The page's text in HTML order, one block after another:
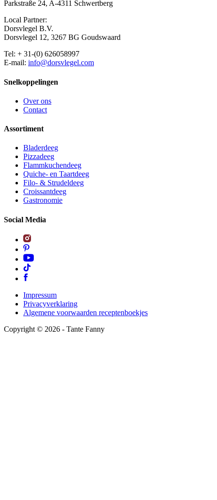
Parkstraße 24, A-4311 Schwertberg
Local Partner:
Dorsvlegel B.V.
Dorsvlegel 12, 3267 BG Goudswaard
Tel: + 31-(0) 626058997
E-mail: info@dorsvlegel.com
Snelkoppelingen
Over ons
Contact
Assortiment
Bladerdeeg
Pizzadeeg
Flammkuchendeeg
Quiche- en Taartdeeg
Filo- & Strudeldeeg
Croissantdeeg
Gastronomie
Social Media
Impressum
Privacyverklaring
Algemene voorwaarden receptenboekjes
Copyright © 2026 - Tante Fanny